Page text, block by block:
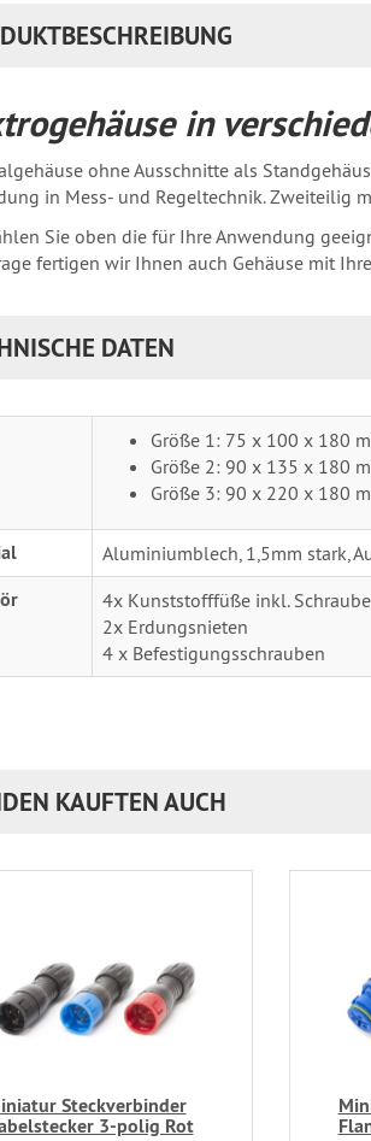
in
ohne Ausschnitte als
in Mess- und Regeltechnik. Zweiteilig
Sie oben die für Ihre Anwendung
fertigen wir Ihnen auch Gehäuse mit
DATEN
Größe 1: 75 x 100 x 180
Größe 2: 90 x 135 x 180
Größe 3: 90 x 220 x 180
Aluminiumblech, 1,5mm stark,
4x Kunststofffüße inkl.
2x Erdungsnieten
4 x Befestigungsschrauben
KAUFTEN AUCH
Steckverbinder
3-polig Rot